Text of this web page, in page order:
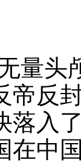
头颅
帝反
落入
在中